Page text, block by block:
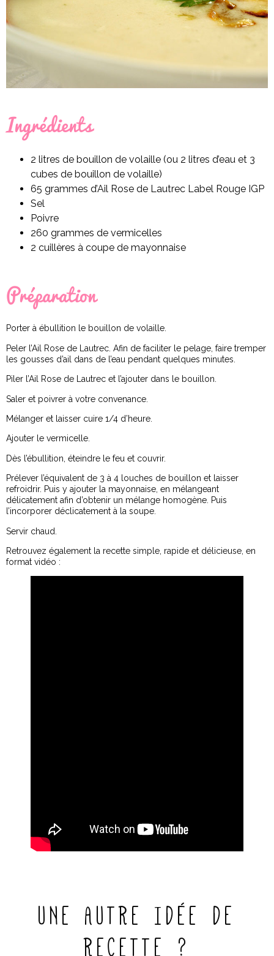
Ingrédients
2 litres de bouillon de volaille (ou 2 litres d’eau et 3
cubes de bouillon de volaille)
65 grammes d’Ail Rose de Lautrec Label Rouge IGP
Sel
Poivre
260 grammes de vermicelles
2 cuillères à coupe de mayonnaise
Préparation
Porter à ébullition le bouillon de volaille.
Peler l’Ail Rose de Lautrec. Afin de faciliter le pelage, faire tremper
les gousses d’ail dans de l’eau pendant quelques minutes.
Piler l’Ail Rose de Lautrec et l’ajouter dans le bouillon.
Saler et poivrer à votre convenance.
Mélanger et laisser cuire 1/4 d’heure.
Ajouter le vermicelle.
Dès l’ébullition, éteindre le feu et couvrir.
Prélever l’équivalent de 3 à 4 louches de bouillon et laisser
refroidrir. Puis y ajouter la mayonnaise, en mélangeant
délicatement afin d’obtenir un mélange homogène. Puis
l’incorporer déclicatement à la soupe.
Servir chaud.
Retrouvez également la recette simple, rapide et délicieuse, en
format vidéo :
UNE AUTRE IDÉE DE
RECETTE ?